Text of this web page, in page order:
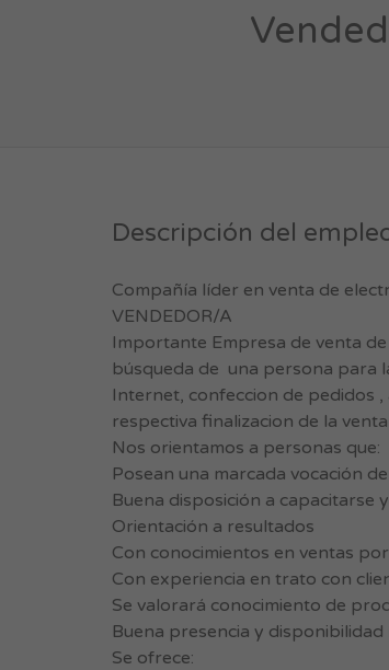
Descripción del
Compañía líder en venta de
VENDEDOR/A
Importante Empresa de venta
búsqueda de una persona para
Internet, confeccion de pedidos
respectiva finalizacion de la venta
Nos orientamos a personas que:
Posean una marcada vocación
Buena disposición a capacitarse
Orientación a resultados
Con conocimientos en ventas
Con experiencia en trato con
Se valorará conocimiento de
Buena presencia y
Se ofrece: